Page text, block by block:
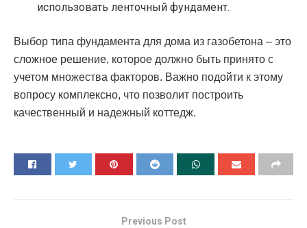
использовать ленточный фундамент.
Выбор типа фундамента для дома из газобетона – это
сложное решение, которое должно быть принято с
учетом множества факторов. Важно подойти к этому
вопросу комплексно, что позволит построить
качественный и надежный коттедж.
Previous Post